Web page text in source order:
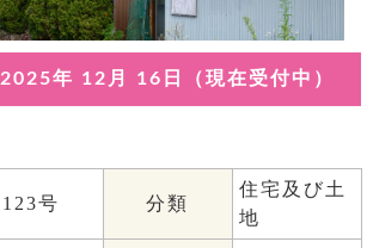
年 12月 16日（現在受付中）
号 分類
住宅及び土
地